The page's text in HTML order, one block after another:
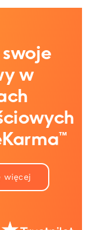
w
więcej